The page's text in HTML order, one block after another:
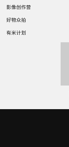
影像创作营
好物众拍
有米计划